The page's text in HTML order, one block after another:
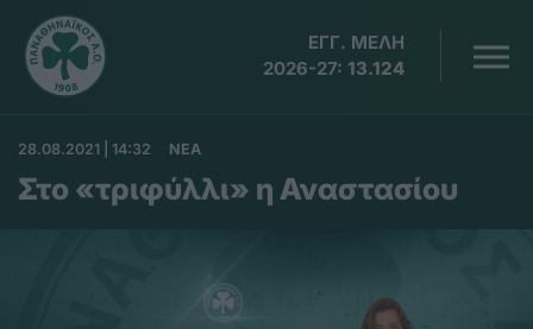
ΕΓΓ. ΜΕΛΗ
2026-27: 13.124
28.08.2021 | 14:32 ΝΕΑ
Στο «τριφύλλι» η Αναστασίου